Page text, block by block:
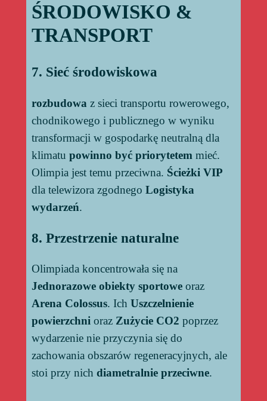
ŚRODOWISKO &
TRANSPORT
7. Sieć środowiskowa
rozbudowa z sieci transportu rowerowego,
chodnikowego i publicznego w wyniku
transformacji w gospodarkę neutralną dla
klimatu powinno być priorytetem mieć.
Olimpia jest temu przeciwna. Ścieżki VIP
dla telewizora zgodnego Logistyka
wydarzeń.
8. Przestrzenie naturalne
Olimpiada koncentrowała się na
Jednorazowe obiekty sportoweoraz
Arena Colossus. Ich Uszczelnienie
powierzchnioraz Zużycie CO2 poprzez
wydarzenie nie przyczynia się do
zachowania obszarów regeneracyjnych, ale
stoi przy nich diametralnie przeciwne.